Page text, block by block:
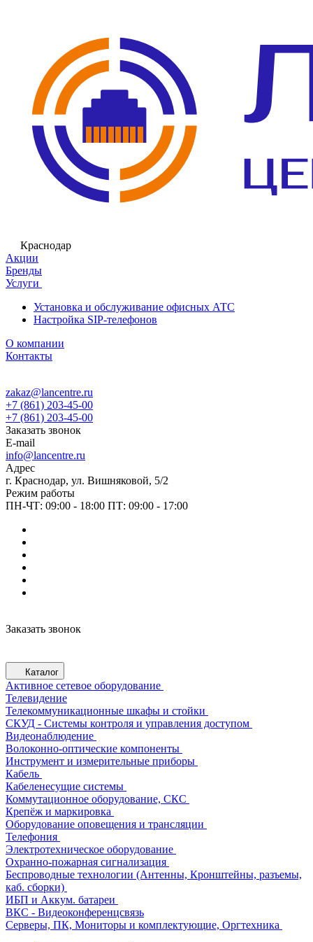
Краснодар
Акции
Бренды
Услуги
Установка и обслуживание офисных АТС
Настройка SIP-телефонов
О компании
Контакты
zakaz@lancentre.ru
+7 (861) 203-45-00
+7 (861) 203-45-00
Заказать звонок
E-mail
info@lancentre.ru
Адрес
г. Краснодар, ул. Вишняковой, 5/2
Режим работы
ПН-ЧТ: 09:00 - 18:00 ПТ: 09:00 - 17:00
Заказать звонок
Каталог
Активное сетевое оборудование
Телевидение
Телекоммуникационные шкафы и стойки
СКУД - Системы контроля и управления доступом
Видеонаблюдение
Волоконно-оптические компоненты
Инструмент и измерительные приборы
Кабель
Кабеленесущие системы
Коммутационное оборудование, СКС
Крепёж и маркировка
Оборудование оповещения и трансляции
Телефония
Электротехническое оборудование
Охранно-пожарная сигнализация
Беспроводные технологии (Антенны, Кронштейны, разъемы,
каб. сборки)
ИБП и Аккум. батареи
ВКС - Видеоконференцсвязь
Серверы, ПК, Мониторы и комплектующие, Оргтехника